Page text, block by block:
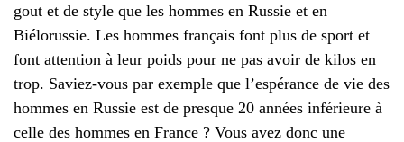
gout et de style que les hommes en Russie et en
Biélorussie. Les hommes français font plus de sport et
font attention à leur poids pour ne pas avoir de kilos en
trop. Saviez-vous par exemple que l’espérance de vie des
hommes en Russie est de presque 20 années inférieure à
celle des hommes en France ? Vous avez donc une